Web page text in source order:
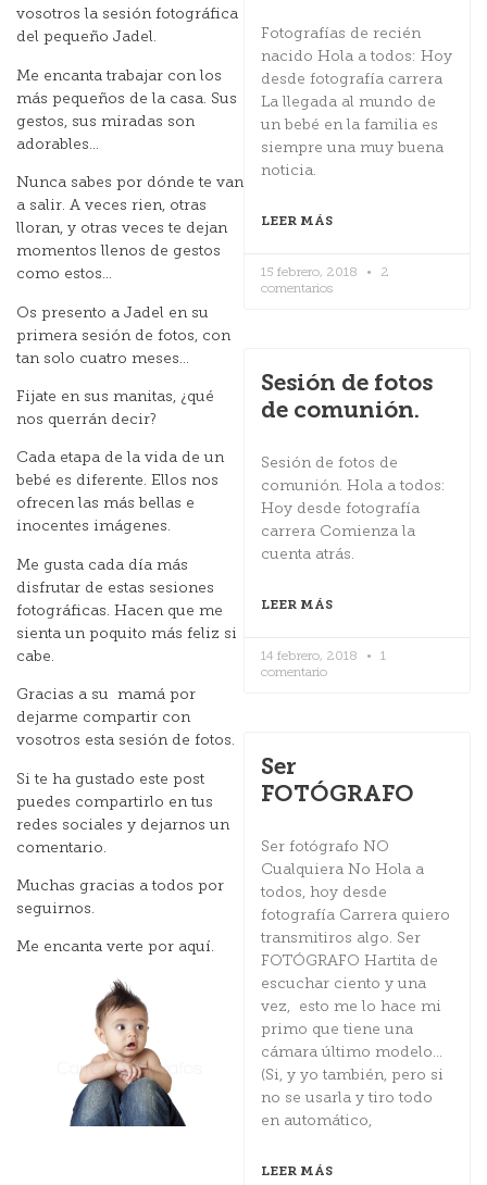
vosotros la sesión fotográfica
del pequeño Jadel.
Me encanta trabajar con los
más pequeños de la casa. Sus
gestos, sus miradas son
adorables…
Nunca sabes por dónde te van
a salir. A veces rien, otras
lloran, y otras veces te dejan
momentos llenos de gestos
como estos…
Os presento a Jadel en su
primera sesión de fotos, con
tan solo cuatro meses…
Fijate en sus manitas, ¿qué
nos querrán decir?
Cada etapa de la vida de un
bebé es diferente. Ellos nos
ofrecen las más bellas e
inocentes imágenes.
Me gusta cada día más
disfrutar de estas sesiones
fotográficas. Hacen que me
sienta un poquito más feliz si
cabe.
Gracias a su mamá por
dejarme compartir con
vosotros esta sesión de fotos.
Si te ha gustado este post
puedes compartirlo en tus
redes sociales y dejarnos un
comentario.
Muchas gracias a todos por
seguirnos.
Me encanta verte por aquí.
Fotografías de recién
nacido Hola a todos: Hoy
desde fotografía carrera
La llegada al mundo de
un bebé en la familia es
siempre una muy buena
noticia.
LEER MÁS
15 febrero, 2018
2
comentarios
Sesión de fotos
de comunión.
Sesión de fotos de
comunión. Hola a todos:
Hoy desde fotografía
carrera Comienza la
cuenta atrás.
LEER MÁS
14 febrero, 2018
1
comentario
Ser
FOTÓGRAFO
Ser fotógrafo NO
Cualquiera No Hola a
todos, hoy desde
fotografía Carrera quiero
transmitiros algo. Ser
FOTÓGRAFO Hartita de
escuchar ciento y una
vez, esto me lo hace mi
primo que tiene una
cámara último modelo…
(Si, y yo también, pero si
no se usarla y tiro todo
en automático,
LEER MÁS